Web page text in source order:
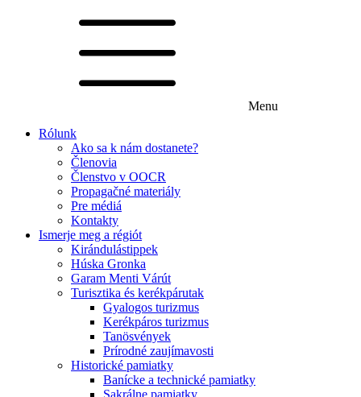
Menu
Rólunk
Ako sa k nám dostanete?
Členovia
Členstvo v OOCR
Propagačné materiály
Pre médiá
Kontakty
Ismerje meg a régiót
Kirándulástippek
Húska Gronka
Garam Menti Várút
Turisztika és kerékpárutak
Gyalogos turizmus
Kerékpáros turizmus
Tanösvények
Prírodné zaujímavosti
Historické pamiatky
Banícke a technické pamiatky
Sakrálne pamiatky